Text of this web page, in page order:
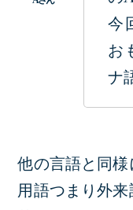
今
お
ナ
他の言語と同
用語つまり外